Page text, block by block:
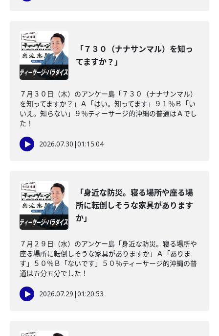
「７３０（ナナサンマル）を知っ
てますか？」
７月３０日（木）のアンケー島「７３０（ナナサンマル）
を知ってますか？」Ａ「はい。知ってます」９１％Ｂ「い
いえ。知らない」９％ティーサージ的沖縄の普通はＡでし
た！
2026.07.30 |01:15:04
「身近な防災。寝る場所や座る場
所に転倒しそうな家具があります
か」
７月２９日（水）のアンケー島「身近な防災。寝る場所や
座る場所に転倒しそうな家具がありますか」Ａ「ありま
す」５０％Ｂ「ないです」５０％ティーサージ的沖縄の普
通は五分五分でした！
2026.07.29 |01:20:53